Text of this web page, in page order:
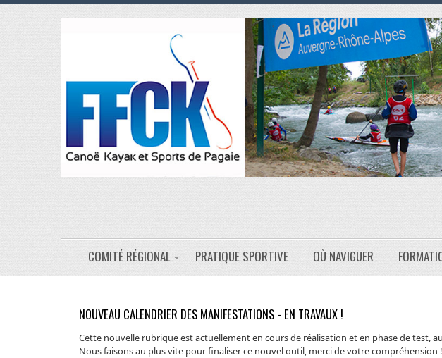
COMITÉ RÉGIONAL PRATIQUE SPORTIVE OÙ NAVIGUER
NOUVEAU CALENDRIER DES MANIFESTATIONS - EN TRAVAUX !
Cette nouvelle rubrique est actuellement en cours de réalisation et en phase de test,
Nous faisons au plus vite pour finaliser ce nouvel outil, merci de votre compréhension !